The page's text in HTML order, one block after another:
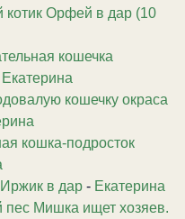
котик Орфей в дар (10
кошечка
Екатерина
кошечку окраса
кошка-подросток
Иржик в дар - Екатерина
пес Мишка ищет хозяев.